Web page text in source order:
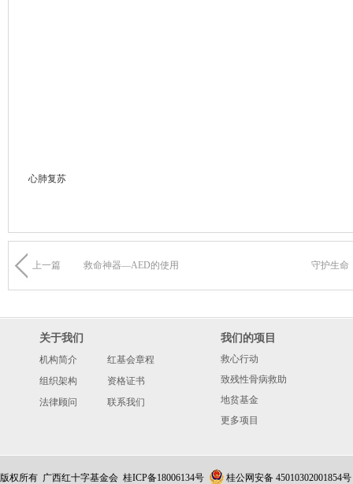
心肺复苏
上一篇 救命神器—AED的使用 守护生命
关于我们
机构简介
红基会章程
组织架构
资格证书
法律顾问
联系我们
我们的项目
救心行动
致残性骨病救助
地贫基金
更多项目
版权所有 广西红十字基金会 桂ICP备18006134号 桂公网安备 45010302001854号